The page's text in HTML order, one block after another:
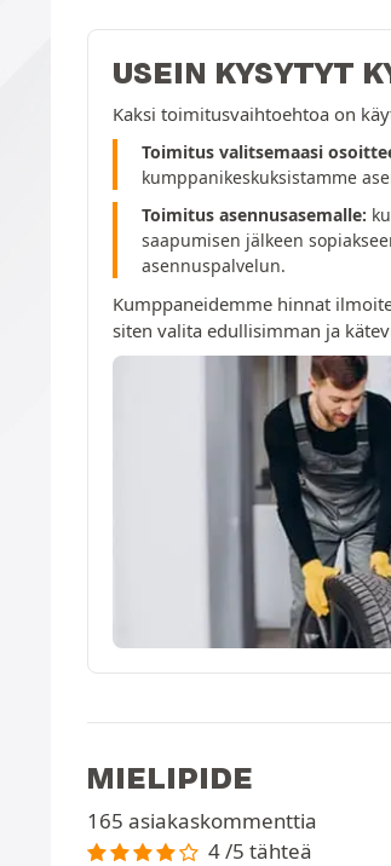
USEIN KYSYTYT
Kaksi toimitusvaihtoehtoa on
Toimitus valitsemaasi
kumppanikeskuksistamme
Toimitus asennusasemalle:
saapumisen jälkeen
asennuspalvelun.
Kumppaneidemme hinnat
siten valita edullisimman ja
MIELIPIDE
165 asiakaskommenttia
4 /5 tähteä